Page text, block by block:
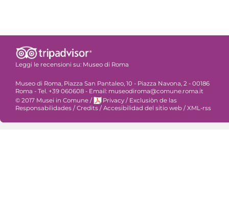
Leggi le recensioni su: Museo di Roma
Museo di Roma, Piazza San Pantaleo, 10 - Piazza Navona, 2 - 00186
Roma - Tel. +39 060608 - Email: museodiroma@comune.roma.it
© 2017 Musei in Comune / Privacy / Exclusiòn de las
Responsabilidades / Credits / Accesibilidad del sitio web / XML-rss